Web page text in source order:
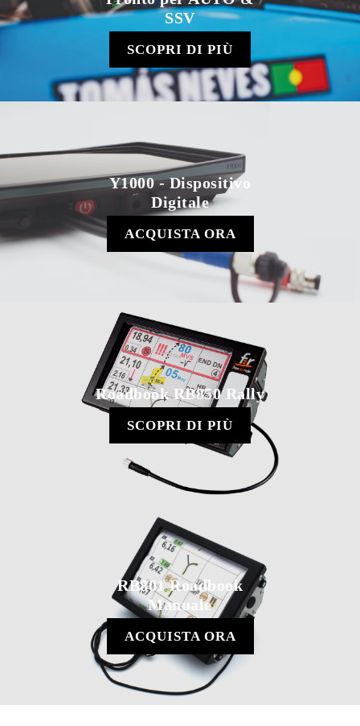
SSV
SCOPRI DI PIÙ
Y1000 - Dispositivo
Digitale
ACQUISTA ORA
Roadbook RB850 Rally
SCOPRI DI PIÙ
RB801 Roadbook
Manuale
ACQUISTA ORA